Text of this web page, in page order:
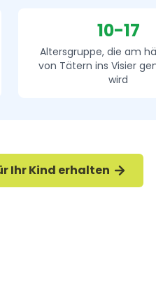
10-17
Altersgruppe, die am
von Tätern ins Visier
wird
Ihr Kind erhalten